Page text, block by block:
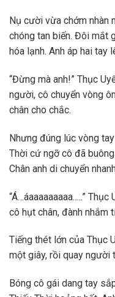
Nụ cười vừa chớm nhàn
chóng tan biến. Đôi mắt
hóa lạnh. Anh áp hai tay
“Đừng mà anh!” Thục
người, cô chuyển vòng
chân cho chắc.
Nhưng đúng lúc vòng
Thời cứ ngỡ cô đã
Chân anh di chuyển
“Á…áaaaaaaaaa…..”
cô hụt chân, đành nhắm
Tiếng thét lớn của Thục
một giây, rồi quay người
Bóng cô gái dang tay